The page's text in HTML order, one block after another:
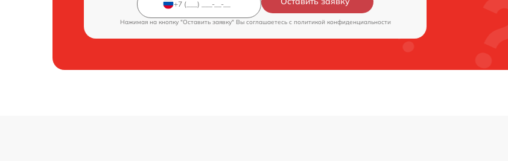
Нажимая на кнопку "Оставить заявку" Вы соглашаетесь c политикой конфиденциальности